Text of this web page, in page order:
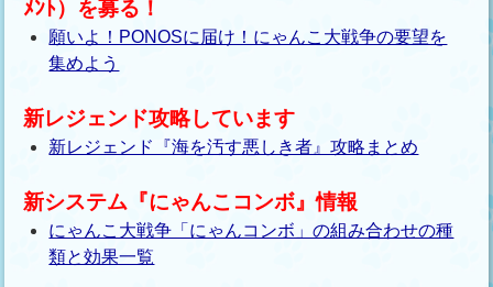
ﾒﾝﾄ）を募る！
願いよ！PONOSに届け！にゃんこ大戦争の要望を
集めよう
新レジェンド攻略しています
新レジェンド『海を汚す悪しき者』攻略まとめ
新システム『にゃんこコンボ』情報
にゃんこ大戦争「にゃんコンボ」の組み合わせの種
類と効果一覧